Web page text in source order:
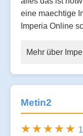
eine maechtige
Imperia Online
Mehr über
Metin2